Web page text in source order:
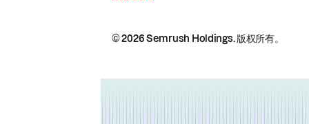
© 2026 Semrush Holdings.版权所有。